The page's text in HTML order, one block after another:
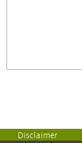
Disclaimer